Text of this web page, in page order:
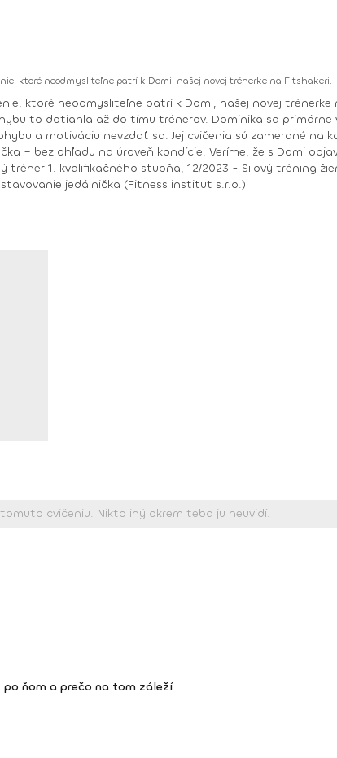
ktoré neodmysliteľne patrí k Domi, našej novej trénerke na Fitshakeri.
primárne venuje skupinovým tréningom, a aj na Fitshakeri sa vám pokúsi priniesť
a motiváciu nevzdať sa. Jej cvičenia sú zamerané na
Domi objavíš v sebe silu, ktorú si možno ani netušila, že máš. Vzdelanie a kurzy:
žien ( Fitness Institut s.r.o.), 09/2024 - Zostavovanie fitness tréningu
09/2024 - Zostavovanie jedálnička (Fitness institut s.r.o.)
po ňom a prečo na tom záleží